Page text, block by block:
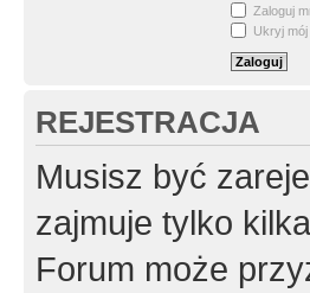
Zaloguj
Ukryj
REJESTRACJA
Musisz być
zajmuje tylko
Forum może